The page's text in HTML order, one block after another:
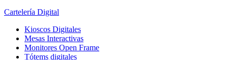
Cartelería Digital
Kioscos Digitales
Mesas Interactivas
Monitores Open Frame
Tótems digitales